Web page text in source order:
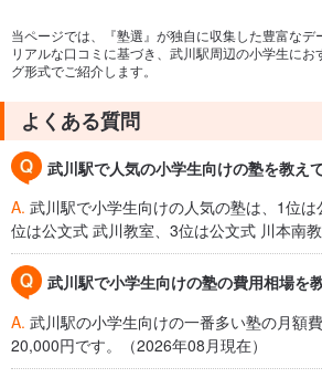
当ページでは、『塾選』が独自に収集した豊富な
リアルな口コミに基づき、武川駅周辺の小学生に
グ形式でご紹介します。
よくある質問
武川駅で人気の小学生向けの塾を教え
A. 武川駅で小学生向けの人気の塾は、1位
位は公文式 武川教室、3位は公文式 川本南教
武川駅で小学生向けの塾の費用相場を
A. 武川駅の小学生向けの一番多い塾の月額
20,000円です。（2026年08月現在）